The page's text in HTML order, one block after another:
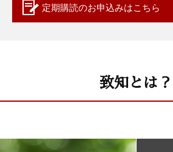
定期購読のお申込みはこちら
致知とは？